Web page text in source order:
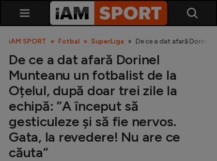
SuperLiga
Liga 2
iAM SPORT Fotbal SuperLiga De ce a dat afară Dorinel
De ce a dat afară Dorinel
Munteanu un fotbalist de la
Oțelul, după doar trei zile la
echipă: ”A început să
gesticuleze și să fie nervos.
Gata, la revedere! Nu are ce
căuta”